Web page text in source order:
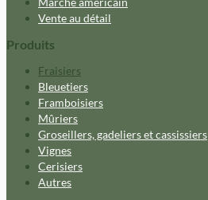
Vente au détail
Produits
Fraisiers
Bleuetiers
Framboisiers
Mûriers
Groseillers, gadeliers et cassissiers
Vignes
Cerisiers
Autres